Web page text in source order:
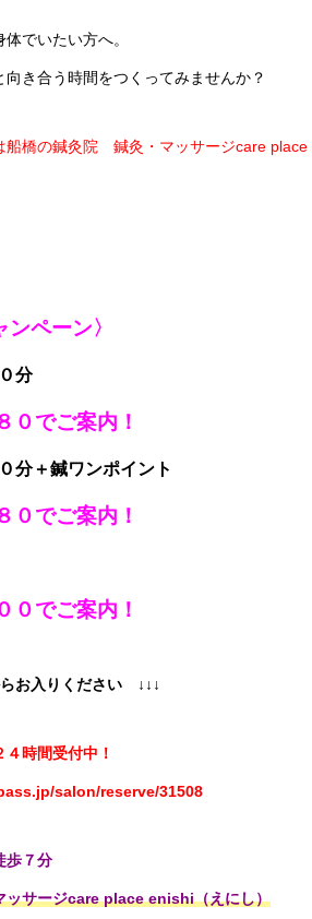
でいたい方へ。
向き合う時間をつくってみませんか？
船橋の鍼灸院 鍼灸・マッサージcare place
ンペーン〉
分
０でご案内！
分＋鍼ワンポイント
０でご案内！
０でご案内！
お入りください ↓↓↓
時間受付中！
salon/reserve/31508
歩７分
サージcare place enishi（えにし）